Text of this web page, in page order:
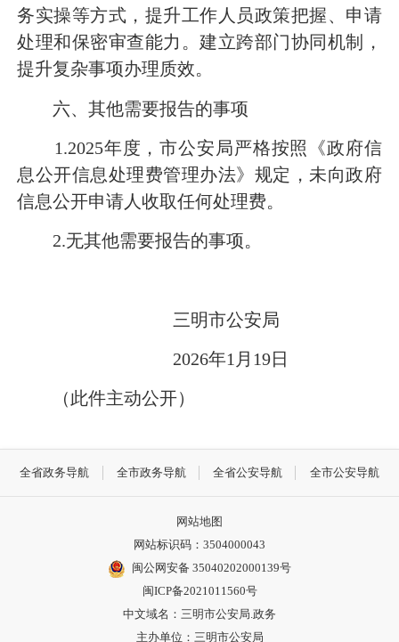
务实操等方式，提升工作人员政策把握、申请
处理和保密审查能力。建立跨部门协同机制，
提升复杂事项办理质效。
六、其他需要报告的事项
1.2025年度，市公安局严格按照《政府信
息公开信息处理费管理办法》规定，未向政府
信息公开申请人收取任何处理费。
2.无其他需要报告的事项。
三明市公安局
2026年1月19日
（此件主动公开）
全省政务导航 全市政务导航 全省公安导航 全市公安导航
网站地图
网站标识码：3504000043
闽公网安备 35040202000139号
闽ICP备2021011560号
中文域名：三明市公安局.政务
主办单位：三明市公安局